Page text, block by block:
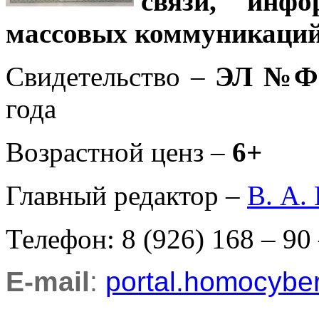
массовых
Свидетельство – ЭЛ
года
Возрастной ценз – 6+
Главный редактор – В. А.
Телефон: 8 (926) 168 – 90
E-mail: